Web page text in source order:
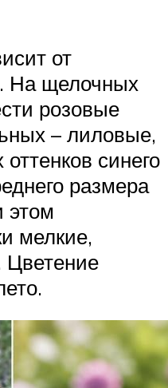
от
На щелочных
розовые
– лиловые,
синего
размера
этом
мелкие,
Цветение